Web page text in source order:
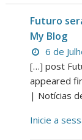
Futuro
My Blog
6 de
[…] post
appeared
| Notícias
Inicie a